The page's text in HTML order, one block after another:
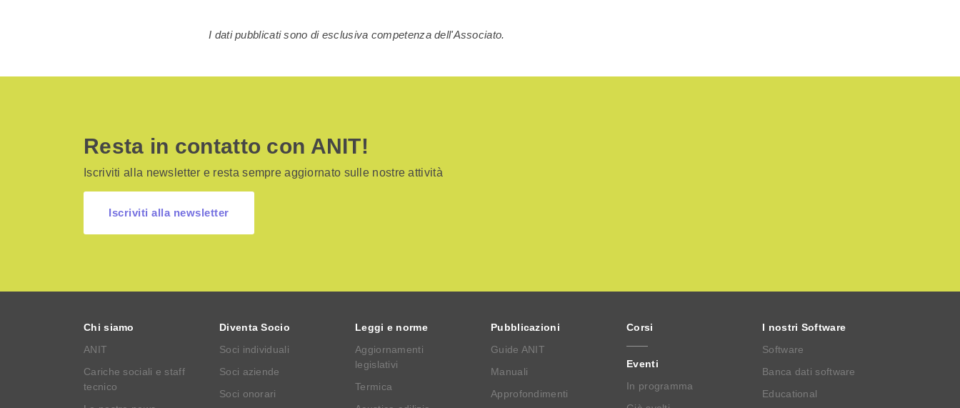
I dati pubblicati sono di esclusiva competenza dell'Associato.
Resta in contatto con ANIT!
Iscriviti alla newsletter e resta sempre aggiornato sulle nostre attività
Iscriviti alla newsletter
Chi siamo
ANIT
Cariche sociali e staff
tecnico
Diventa Socio
Soci individuali
Soci aziende
Soci onorari
Leggi e norme
Aggiornamenti
legislativi
Termica
Pubblicazioni
Guide ANIT
Manuali
Approfondimenti
Corsi
Eventi
In programma
I nostri Software
Software
Banca dati software
Educational